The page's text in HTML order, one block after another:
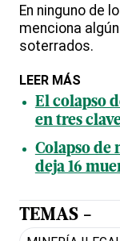
En ninguno de
menciona
soterrados.
LEER MÁS
El colapso
en tres
Colapso de
deja 16
TEMAS -